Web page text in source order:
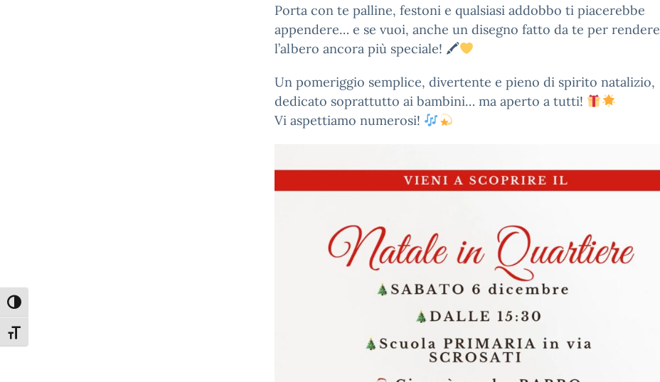
Attiva/disattiva alto contrasto
Attiva/disattiva dimensione testo
Porta con te palline, festoni e qualsiasi addobbo ti piacerebbe
appendere… e se vuoi, anche un disegno fatto da te per rendere
l’albero ancora più speciale! 🖍
Un pomeriggio semplice, divertente e pieno di spirito natalizio,
dedicato soprattutto ai bambini… ma aperto a tutti!
Vi aspettiamo numerosi!